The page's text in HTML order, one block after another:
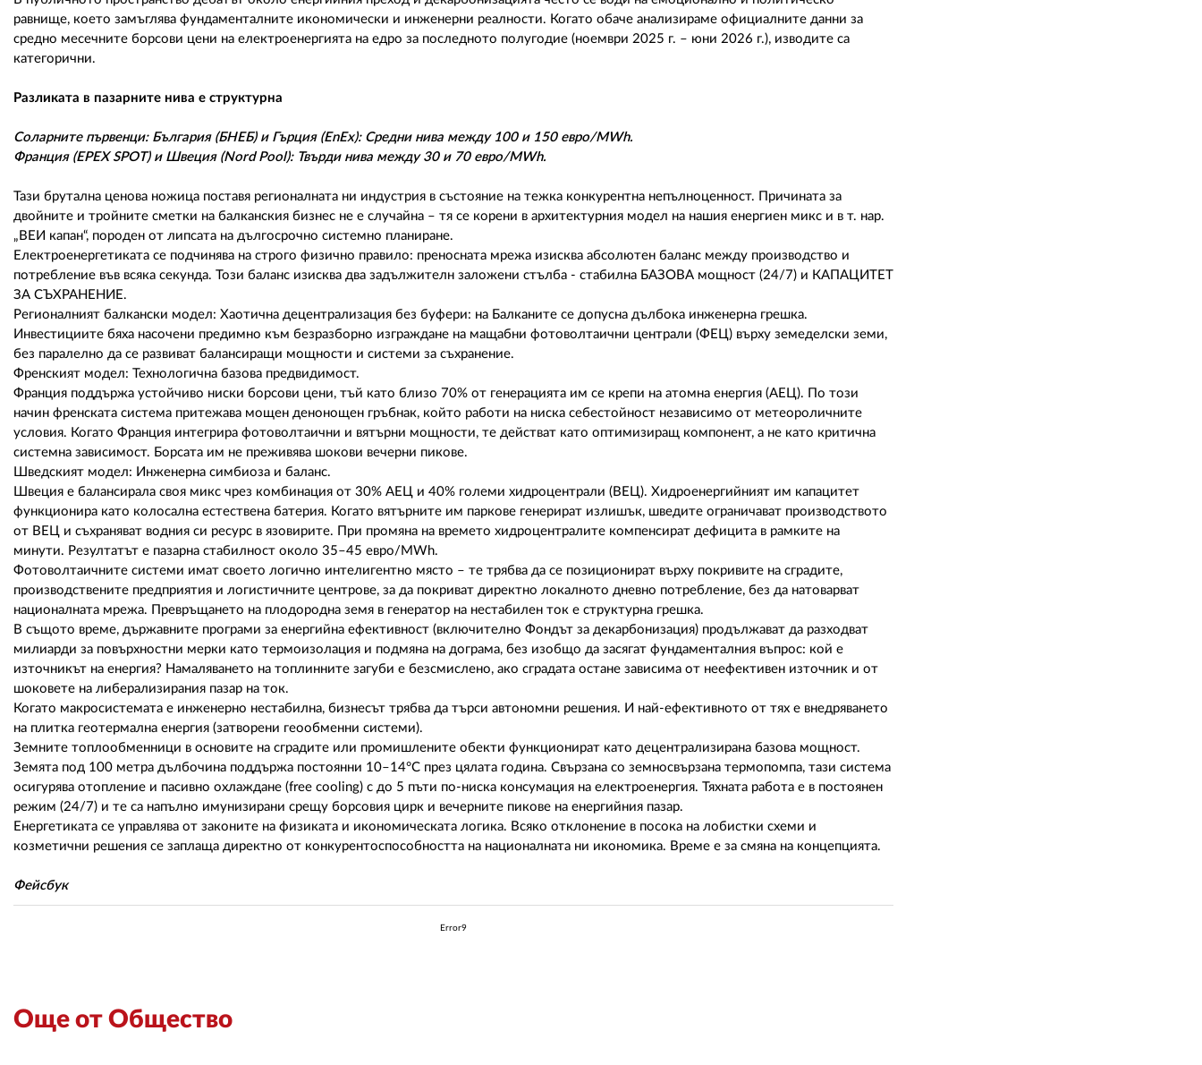
равнище, което замъглява фундаменталните икономически и инженерни реалности. Когато обаче анализираме официалните данни за
средно месечните борсови цени на електроенергията на едро за последното полугодие (ноември 2025 г. – юни 2026 г.), изводите са
категорични.
Разликата в пазарните нива е структурна
Соларните първенци: България (БНЕБ) и Гърция (EnEx): Средни нива между 100 и 150 евро/MWh.
Франция (EPEX SPOT) и Швеция (Nord Pool): Твърди нива между 30 и 70 евро/MWh.
Тази брутална ценова ножица поставя регионалната ни индустрия в състояние на тежка конкурентна непълноценност. Причината за
двойните и тройните сметки на балканския бизнес не е случайна – тя се корени в архитектурния модел на нашия енергиен микс и в т. нар.
„ВЕИ капан“, породен от липсата на дългосрочно системно планиране.
Електроенергетиката се подчинява на строго физично правило: преносната мрежа изисква абсолютен баланс между производство и
потребление във всяка секунда. Този баланс изисква два задължителн заложени стълба - стабилна БАЗОВА мощност (24/7) и КАПАЦИТЕТ
ЗА СЪХРАНЕНИЕ.
Регионалният балкански модел: Хаотична децентрализация без буфери: на Балканите се допусна дълбока инженерна грешка.
Инвестициите бяха насочени предимно към безразборно изграждане на мащабни фотоволтаични централи (ФЕЦ) върху земеделски земи,
без паралелно да се развиват балансиращи мощности и системи за съхранение.
Френският модел: Технологична базова предвидимост.
Франция поддържа устойчиво ниски борсови цени, тъй като близо 70% от генерацията им се крепи на атомна енергия (АЕЦ). По този
начин френската система притежава мощен денонощен гръбнак, който работи на ниска себестойност независимо от метеороличните
условия. Когато Франция интегрира фотоволтаични и вятърни мощности, те действат като оптимизиращ компонент, а не като критична
системна зависимост. Борсата им не преживява шокови вечерни пикове.
Шведският модел: Инженерна симбиоза и баланс.
Швеция е балансирала своя микс чрез комбинация от 30% АЕЦ и 40% големи хидроцентрали (ВЕЦ). Хидроенергийният им капацитет
функционира като колосална естествена батерия. Когато вятърните им паркове генерират излишък, шведите ограничават производството
от ВЕЦ и съхраняват водния си ресурс в язовирите. При промяна на времето хидроцентралите компенсират дефицита в рамките на
минути. Резултатът е пазарна стабилност около 35–45 евро/MWh.
Фотоволтаичните системи имат своето логично интелигентно място – те трябва да се позиционират върху покривите на сградите,
производствените предприятия и логистичните центрове, за да покриват директно локалното дневно потребление, без да натоварват
националната мрежа. Превръщането на плодородна земя в генератор на нестабилен ток е структурна грешка.
В същото време, държавните програми за енергийна ефективност (включително Фондът за декарбонизация) продължават да разходват
милиарди за повърхностни мерки като термоизолация и подмяна на дограма, без изобщо да засягат фундаменталния въпрос: кой е
източникът на енергия? Намаляването на топлинните загуби е безсмислено, ако сградата остане зависима от неефективен източник и от
шоковете на либерализирания пазар на ток.
Когато макросистемата е инженерно нестабилна, бизнесът трябва да търси автономни решения. И най-ефективното от тях е внедряването
на плитка геотермална енергия (затворени геообменни системи).
Земните топлообменници в основите на сградите или промишлените обекти функционират като децентрализирана базова мощност.
Земята под 100 метра дълбочина поддържа постоянни 10–14°C през цялата година. Свързана со земносвързана термопомпа, тази система
осигурява отопление и пасивно охлаждане (free cooling) с до 5 пъти по-ниска консумация на електроенергия. Тяхната работа е в постоянен
режим (24/7) и те са напълно имунизирани срещу борсовия цирк и вечерните пикове на енергийния пазар.
Енергетиката се управлява от законите на физиката и икономическата логика. Всяко отклонение в посока на лобистки схеми и
козметични решения се заплаща директно от конкурентоспособността на националната ни икономика. Време е за смяна на концепцията.
Фейсбук
Error9
Още от Общество